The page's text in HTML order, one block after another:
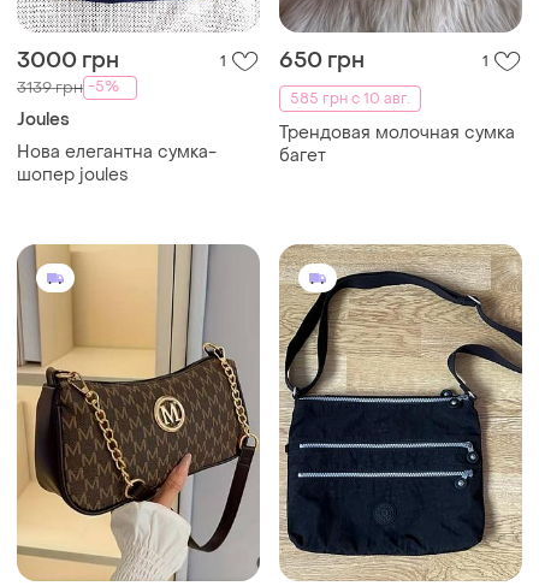
3000 грн 1
3139 грн -5%
Joules
Нова елегантна сумка-
шопер joules
650 грн
1
585 грн с 10 авг.
Трендовая молочная сумка
багет